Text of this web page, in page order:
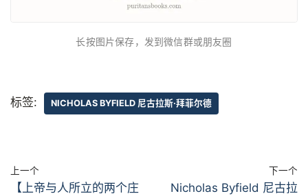
长按图片保存，发到微信群或朋友圈
标签: NICHOLAS BYFIELD 尼古拉斯·拜菲尔德
上一个
【上帝与人所立的两个庄
下一个
Nicholas Byfield 尼古拉